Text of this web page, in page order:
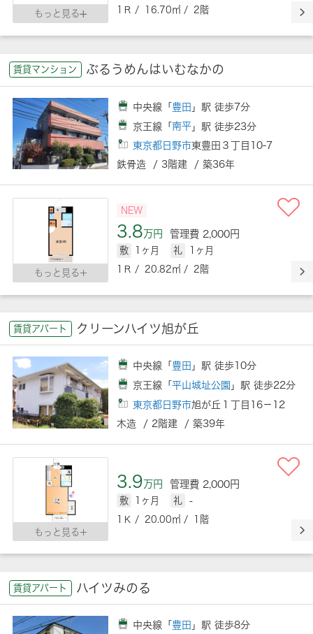
もっと見る
1Ｒ / 16.70㎡ / 2階
賃貸マンション ぶるうめんはいむなかの
中央線「 豊田 」駅 徒歩7分
京王線「南平 」駅 徒歩23分
東京都日野市東豊田３丁目10-7
鉄骨造 / 3階建 / 築36年
もっと見る
NEW
3.8万円 管理費 2,000円
敷 1ヶ月 礼
1ヶ月
1Ｒ / 20.82㎡ / 2階
賃貸アパート クリーンハイツ旭が丘
中央線「 豊田 」駅 徒歩10分
京王線「平山城址公園 」駅 徒歩22分
東京都日野市旭が丘１丁目16－12
木造 / 2階建 / 築39年
もっと見る
3.9万円 管理費 2,000円
敷 1ヶ月 礼
-
1Ｋ / 20.00㎡ / 1階
賃貸アパート ハイツみのる
中央線「 豊田 」駅 徒歩8分